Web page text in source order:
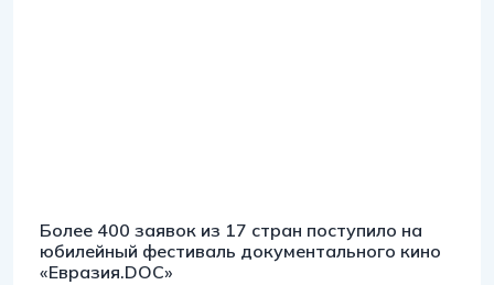
Более 400 заявок из 17 стран поступило на
юбилейный фестиваль документального кино
«Евразия.DOC»